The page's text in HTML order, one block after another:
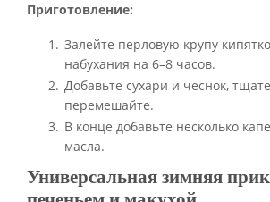
Приготовление:
Залейте перловую крупу
набухания на 6–8 часов.
Добавьте сухари и чеснок,
перемешайте.
В конце добавьте несколько
масла.
Универсальная зимняя